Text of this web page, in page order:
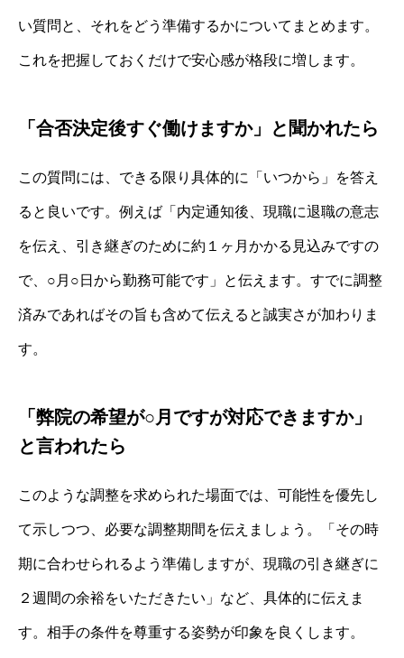
い質問と、それをどう準備するかについてまとめます。
これを把握しておくだけで安心感が格段に増します。
「合否決定後すぐ働けますか」と聞かれたら
この質問には、できる限り具体的に「いつから」を答え
ると良いです。例えば「内定通知後、現職に退職の意志
を伝え、引き継ぎのために約１ヶ月かかる見込みですの
で、○月○日から勤務可能です」と伝えます。すでに調整
済みであればその旨も含めて伝えると誠実さが加わりま
す。
「弊院の希望が○月ですが対応できますか」
と言われたら
このような調整を求められた場面では、可能性を優先し
て示しつつ、必要な調整期間を伝えましょう。「その時
期に合わせられるよう準備しますが、現職の引き継ぎに
２週間の余裕をいただきたい」など、具体的に伝えま
す。相手の条件を尊重する姿勢が印象を良くします。